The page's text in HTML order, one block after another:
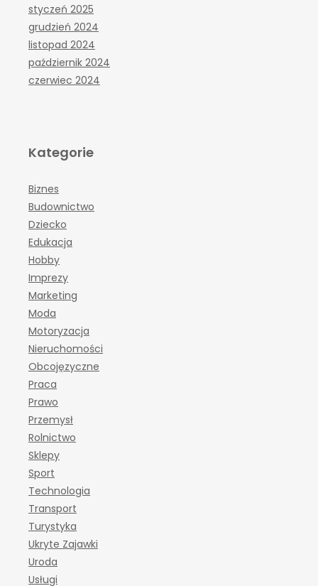
styczeń 2025
grudzień 2024
listopad 2024
październik 2024
czerwiec 2024
Kategorie
Biznes
Budownictwo
Dziecko
Edukacja
Hobby
Imprezy
Marketing
Moda
Motoryzacja
Nieruchomości
Obcojęzyczne
Praca
Prawo
Przemysł
Rolnictwo
Sklepy
Sport
Technologia
Transport
Turystyka
Ukryte Zajawki
Uroda
Usługi